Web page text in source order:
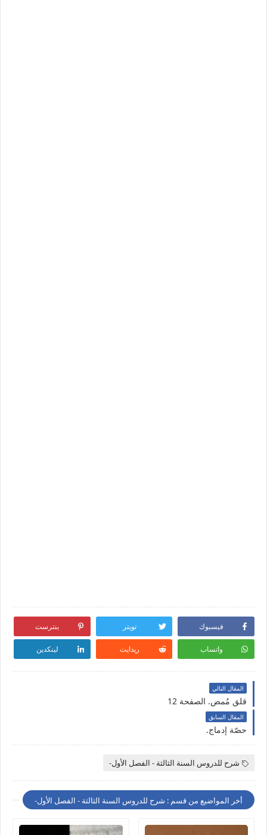
فيسبوك تويتر بنترست
واتساب ريدايت لينكدين
المقال التالي
قلق مُمض. الصفحة 12
المقال السابق
حصّة إدماج.
شرح للدروس السنة الثالثة - الفصل الأول-
أخر المواضيع من قسم : شرح للدروس السنة الثالثة - الفصل الأول-